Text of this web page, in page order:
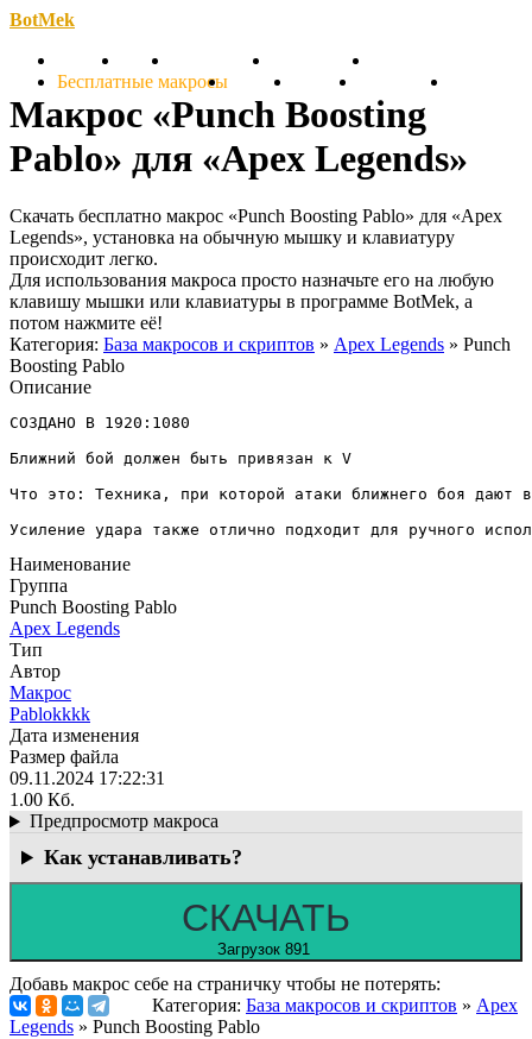
BotMek
Скачать
Обзор Обновления Инструкция
Бесплатные макросы Тарифы Отзывы Поддержка
Макрос «Punch Boosting
Pablo» для «Apex Legends»
Скачать бесплатно макрос «Punch Boosting Pablo» для «Apex
Legends», установка на обычную мышку и клавиатуру
происходит легко.
Для использования макроса просто назначьте его на любую
клавишу мышки или клавиатуры в программе BotMek, а
потом нажмите её!
Категория: База макросов и скриптов » Apex Legends » Punch
Boosting Pablo
Описание
СОЗДАНО В 1920:1080
Ближний бой должен быть привязан к V
Что это: Техника, при которой атаки ближнего боя дают
Усиление удара также отлично подходит для ручного
Наименование
Группа
Punch Boosting Pablo
Apex Legends
Тип
Автор
Макрос
Pablokkkk
Дата изменения
Размер файла
09.11.2024 17:22:31
1.00 Кб.
Предпросмотр макроса
Как устанавливать?
СКАЧАТЬ
Загрузок 891
Добавь макрос себе на страничку чтобы не потерять:
Категория: База макросов и скриптов » Apex
Legends » Punch Boosting Pablo